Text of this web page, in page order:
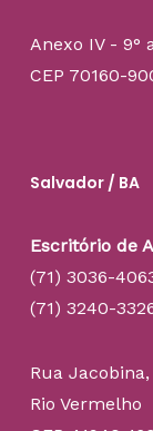
Anexo IV - 9°
CEP 70160-
Salvador / BA
Escritório de
(71) 3036-
(71) 3240-
Rua
Rio Vermelho